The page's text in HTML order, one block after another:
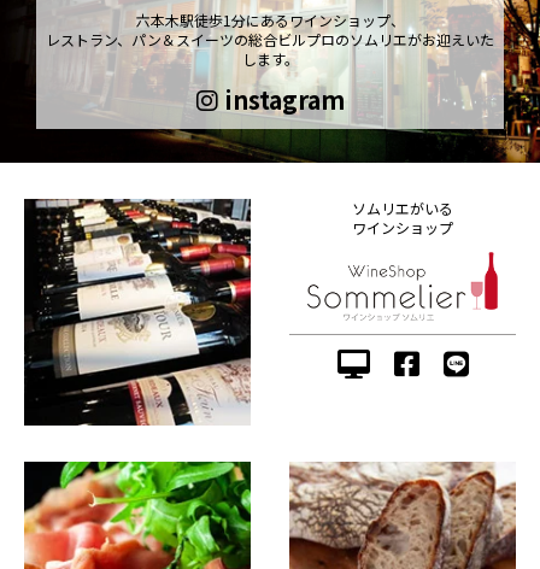
六本木駅徒歩1分にあるワインショップ、
レストラン、パン＆スイーツの総合ビルプロのソムリエがお迎えいた
します。
instagram
ソムリエがいる
ワインショップ